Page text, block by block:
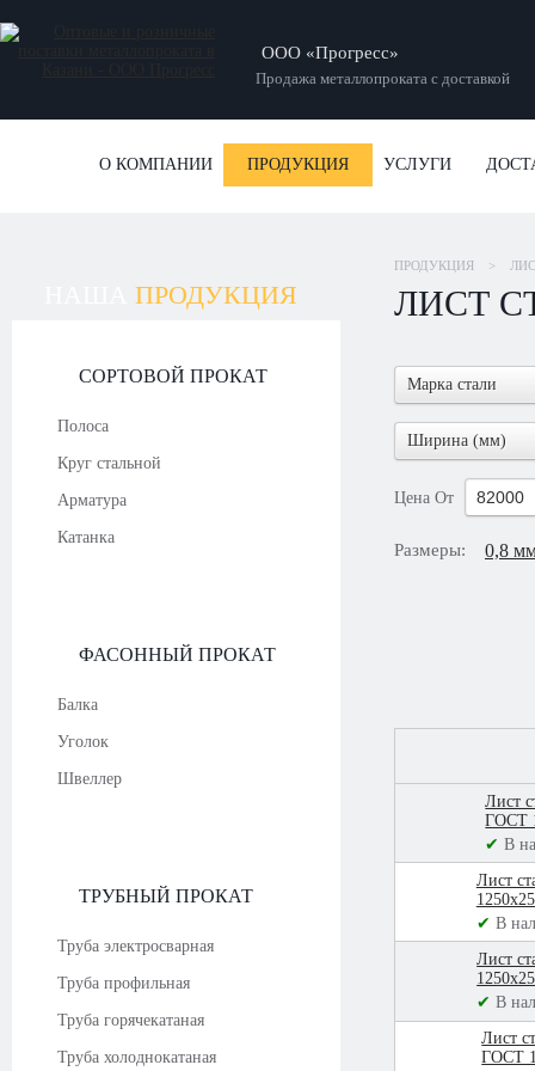
ООО «Прогресс»
Продажа металлопроката с доставкой
О КОМПАНИИ ПРОДУКЦИЯ УСЛУГИ
ПРОДУКЦИЯ
СОРТОВОЙ ПРОКАТ
Полоса
Круг стальной
Арматура
Катанка
ФАСОННЫЙ ПРОКАТ
Балка
Уголок
Швеллер
ТРУБНЫЙ ПРОКАТ
Труба электросварная
Труба профильная
Труба горячекатаная
Труба холоднокатаная
ПРОДУКЦИЯ >
ЛИСТ
Марка стали
Ширина (мм)
Цена От
Размеры: 0,8
Лист
ГОСТ
✔ В
Лист
✔ В
Лист
✔ В
Лист
ГОСТ